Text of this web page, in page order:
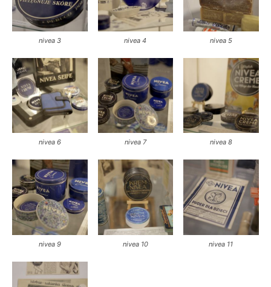
nivea 3 nivea 4 nivea 5
nivea 6 nivea 7 nivea 8
nivea 9 nivea 10 nivea 11